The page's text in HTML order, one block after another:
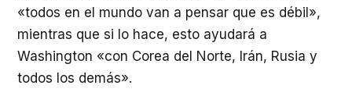
«todos en el mundo van a pensar que es débil»,
mientras que si lo hace, esto ayudará a
Washington «con Corea del Norte, Irán, Rusia y
todos los demás».